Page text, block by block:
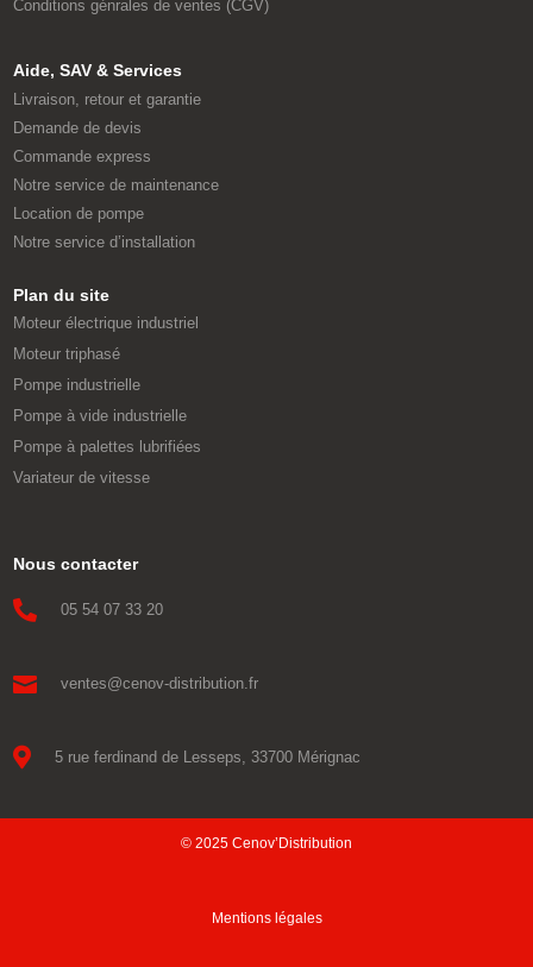
Conditions génrales de ventes (CGV)
Aide, SAV & Services
Livraison, retour et garantie
Demande de devis
Commande express
Notre service de maintenance
Location de pompe
Notre service d’installation
Plan du site
Moteur électrique industriel
Moteur triphasé
Pompe industrielle
Pompe à vide industrielle
Pompe à palettes lubrifiées
Variateur de vitesse
Nous contacter
 05 54 07 33 20
 ventes@cenov-distribution.fr
 5 rue ferdinand de Lesseps, 33700 Mérignac
© 2025 Cenov’Distribution
Mentions légales